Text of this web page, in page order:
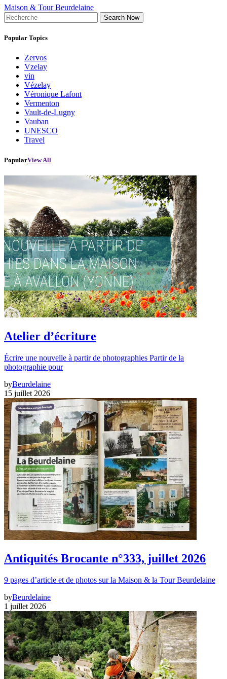
Maison & Tour Beurdelaine
Search Now
Popular Topics
Zervos
Vzelay
vin
Vézelay
Véronique Lafont
Vermenton
Vault-de-Lugny
Vauban
UNESCO
Travel
PopularView All
Atelier d’écriture
Écrire une nouvelle à partir de photographies Partir de la
photographie pour
byBeurdelaine
15 juillet 2026
Antiquités Brocante n°333, juillet 2026
9 pages d’article et de photos sur la Maison & la Tour Beurdelaine
byBeurdelaine
1 juillet 2026